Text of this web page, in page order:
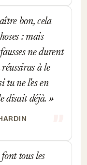
bon, cela
: mais
ne durent
à le
tu ne l'es en
disait déjà.
tous les